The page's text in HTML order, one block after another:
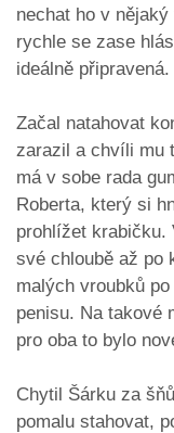
nechat ho v
rychle se zase
ideálně připravená.
Začal natahovat
zarazil a chvíli mu
má v sobe rada
Roberta, který si
prohlížet krabičku.
své chloubě až po
malých vroubků
penisu. Na takové
pro oba to bylo
Chytil Šárku za
pomalu stahovat,